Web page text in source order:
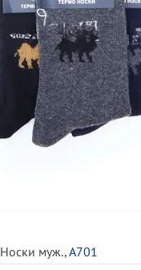
Носки муж.,А701